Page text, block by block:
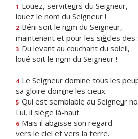
1 Louez, serviteurs du Seigneur,
louez le nom du Seigneur !
2 Béni soit le nom du Seigneur,
maintenant et pour les siècles des
3 Du levant au couchant du soleil,
loué soit le nom du Seigneur !
4 Le Seigneur domine tous les
sa gloire domine les cieux.
5 Qui est semblable au Seigneur
Lui, il siège là-haut.
6 Mais il abaisse son regard
vers le ciel et vers la terre.